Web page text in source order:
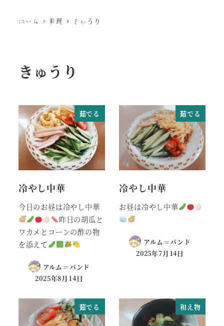
Ewig Leere
ホーム 料理 きゅうり
きゅうり
茹でる
冷やし中華
今日のお昼は冷やし中華
昨日の胡瓜と
ワカメとコーンの酢の物
を添えて
アルム＝バンド
2025年8月14日
茹でる
冷やし中華
お昼は冷やし中華
アルム＝バンド
2025年7月14日
茹でる 和え物